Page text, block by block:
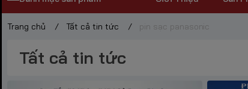
Trang chủ / Tất cả tin tức / pin sạc panasonic
Tất cả tin tức